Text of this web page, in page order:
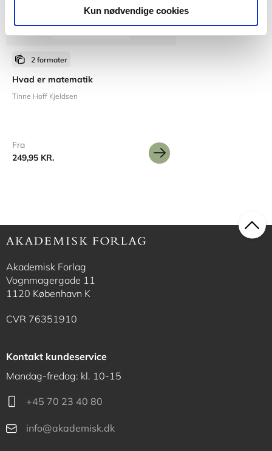
Kun nødvendige cookies
2 formater
Hvad er matematik
Tinne Hoff Kjeldsen
Fra
249,95 KR.
Akademisk Forlag
Vognmagergade 11
1120 København K
CVR 76351910
Kontakt kundeservice
Mandag-fredag: kl. 10-15
+45 70 23 40 80
info@akademisk.dk